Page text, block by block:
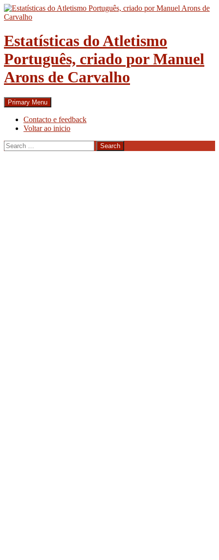
Skip
to
Estatísticas do Atletismo
Português, criado por Manuel
Arons de Carvalho
Search
Primary Menu
Contacto e feedback
Voltar ao inicio
Search
for: